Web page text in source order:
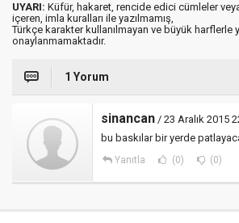
UYARI: Küfür, hakaret, rencide edici cümleler
içeren, imla kuralları ile yazılmamış,
Türkçe karakter kullanılmayan ve büyük harflerle
onaylanmamaktadır.
1 Yorum
sinancan / 23 Aralık 2015
bu baskılar bir yerde
Yanıtla (0) (0)